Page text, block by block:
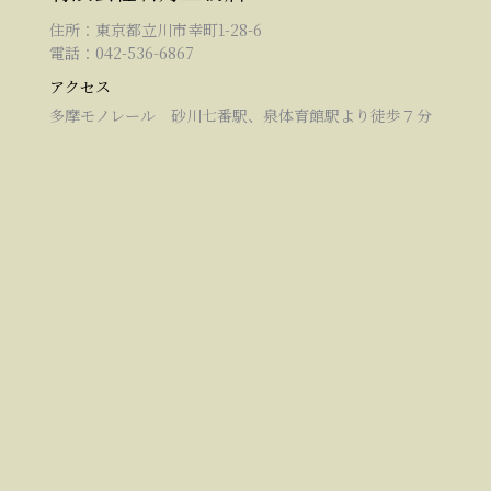
住所：東京都立川市幸町1-28-6
電話：042-536-6867
アクセス
多摩モノレール 砂川七番駅、泉体育館駅より徒歩７分